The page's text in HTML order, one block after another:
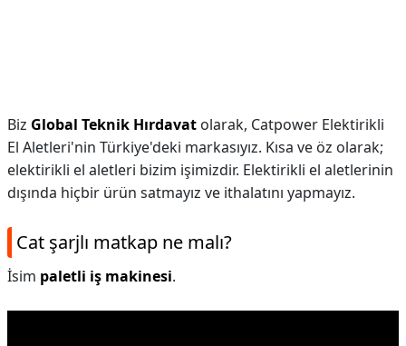
Biz Global Teknik Hırdavat olarak, Catpower Elektirikli
El Aletleri'nin Türkiye'deki markasıyız. Kısa ve öz olarak;
elektirikli el aletleri bizim işimizdir. Elektirikli el aletlerinin
dışında hiçbir ürün satmayız ve ithalatını yapmayız.
Cat şarjlı matkap ne malı?
İsim paletli iş makinesi.